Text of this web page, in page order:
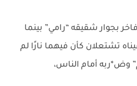
بجوار شقيقه “رامي” بينما
تشتعلان كأن فيهما نارًا لم
وض*ربه أمام الناس،